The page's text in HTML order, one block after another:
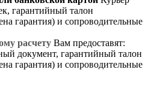
гарантийный талон
гарантия) и сопроводительные
расчету Вам предоставят:
документ, гарантийный талон
гарантия) и сопроводительные